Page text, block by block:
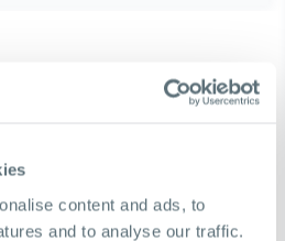
content and ads, to
and to analyse our traffic.